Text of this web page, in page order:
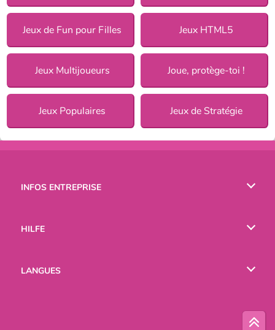
Jeux de Fun pour Filles Jeux HTML5
Jeux Multijoueurs Joue, protège-toi !
Jeux Populaires Jeux de Stratégie
INFOS ENTREPRISE
HILFE
LANGUES